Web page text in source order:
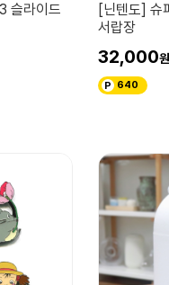
슬라이드
[닌텐도] 슈
서랍장
32,000
640